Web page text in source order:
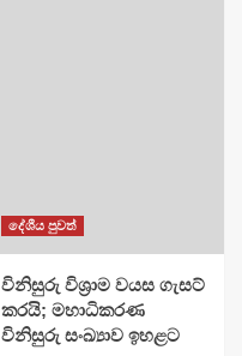
දේශීය පුවත්
විනිසුරු විශ්‍රාම වයස ගැසට්
කරයි; මහාධිකරණ
විනිසුරු සංඛ්‍යාව ඉහළට